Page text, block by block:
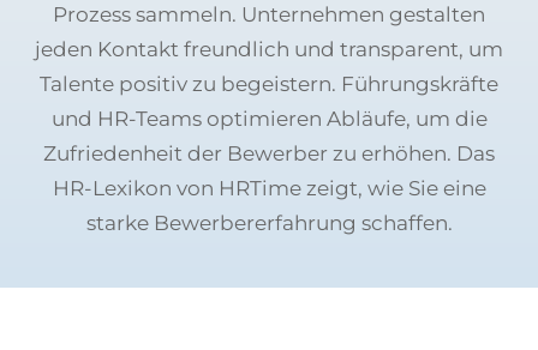
Prozess sammeln. Unternehmen gestalten
jeden Kontakt freundlich und transparent, um
Talente positiv zu begeistern. Führungskräfte
und HR-Teams optimieren Abläufe, um die
Zufriedenheit der Bewerber zu erhöhen. Das
HR-Lexikon von HRTime zeigt, wie Sie eine
starke Bewerbererfahrung schaffen.